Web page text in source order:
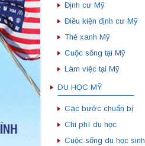
Định cư Mỹ
Điều kiện định cư Mỹ
Thẻ xanh Mỹ
Cuộc sống tại Mỹ
Làm việc tại Mỹ
DU HỌC MỸ
——————————
Các bước chuẩn bị
Chi phí du học
Cuộc sống du học sinh